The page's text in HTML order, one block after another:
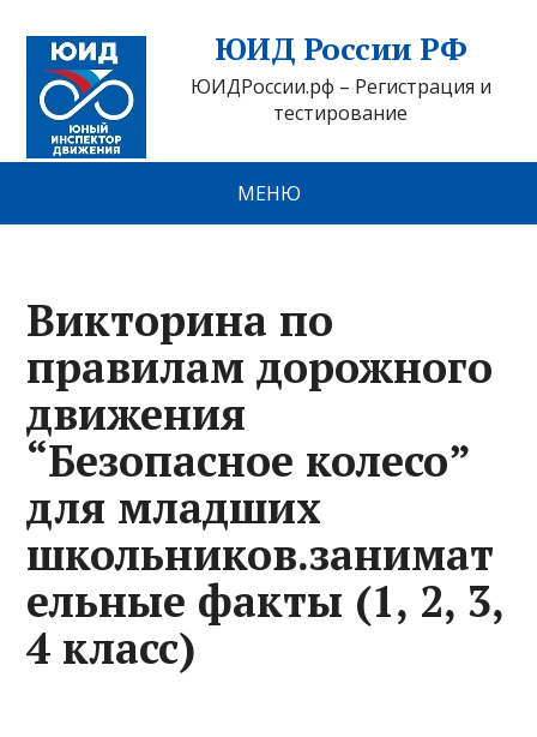
ЮИД России РФ
ЮИДРоссии.рф – Регистрация и
тестирование
МЕНЮ
Викторина по
правилам дорожного
движения
“Безопасное колесо”
для младших
школьников.занимат
ельные факты (1, 2, 3,
4 класс)